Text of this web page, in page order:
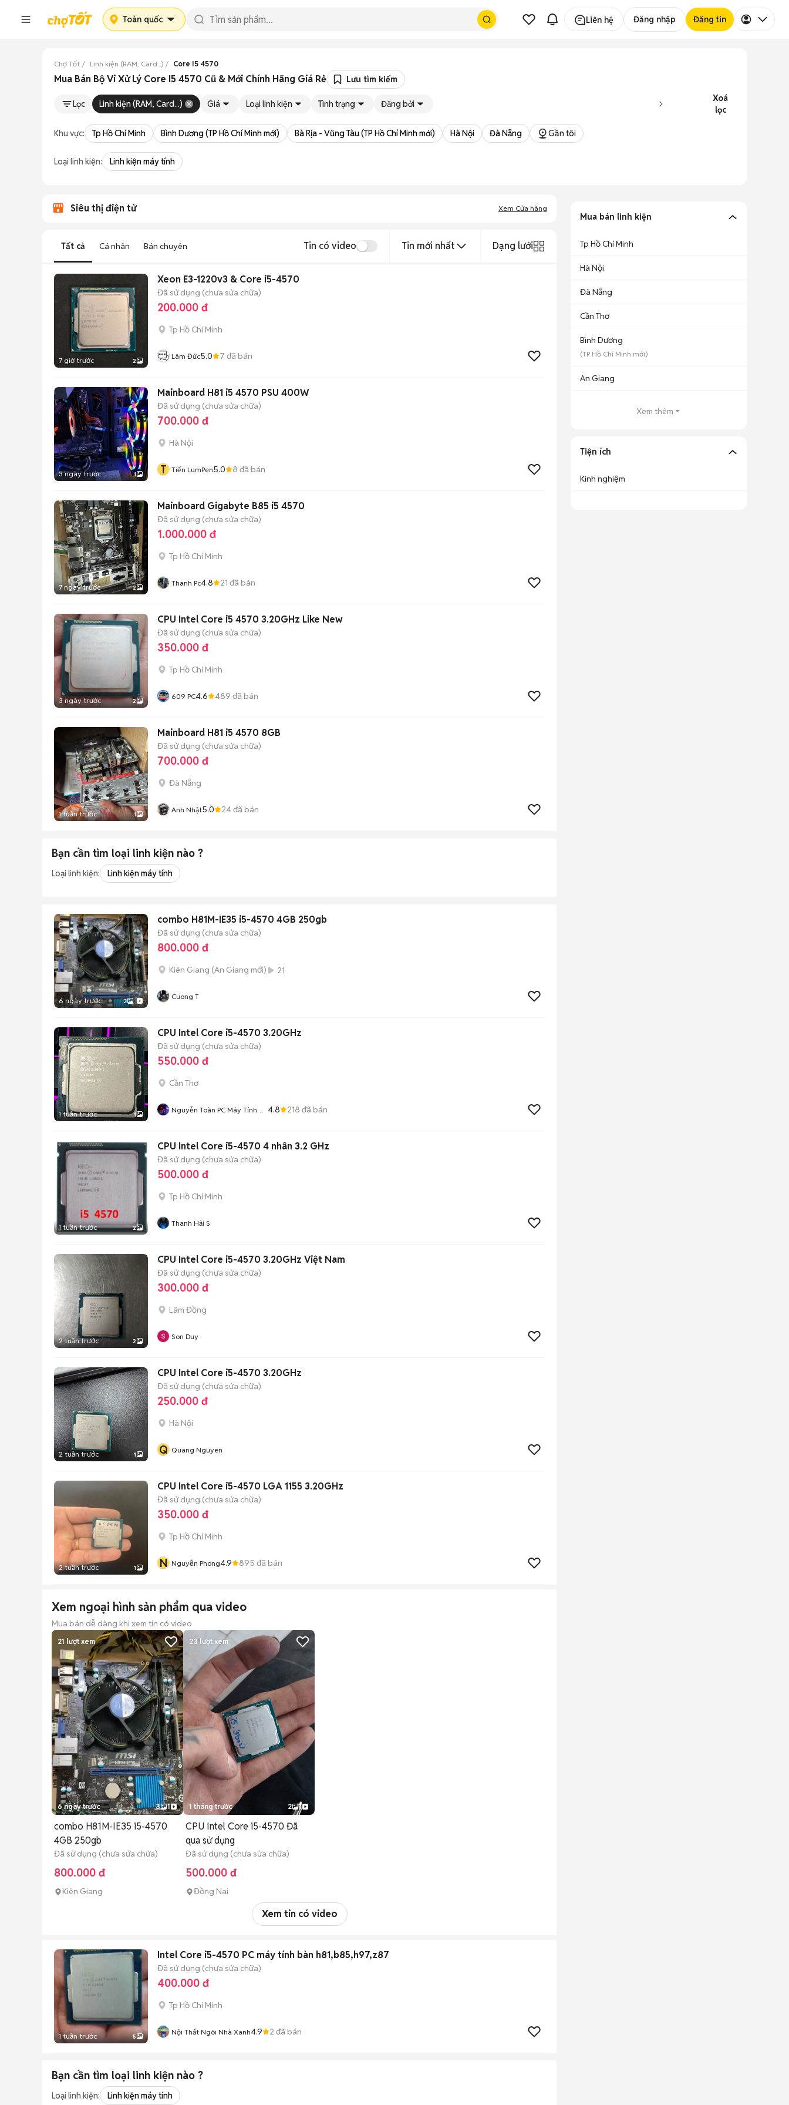
Toàn quốc Liên hệ Đăng nhập Đăng tin
Chợ Tốt Linh kiện (RAM, Card...) Core I5 4570
Mua Bán Bộ Vi Xử Lý Core I5 4570 Cũ & Mới Chính Hãng Giá Rẻ Lưu tìm kiếm
Lọc Linh kiện (RAM, Card...) Giá Loại linh kiện Tình trạng Đăng bởi
Xoá
lọc
Khu vực: Tp Hồ Chí Minh Bình Dương (TP Hồ Chí Minh mới) Bà Rịa - Vũng Tàu (TP Hồ Chí Minh mới) Hà Nội Đà Nẵng Gần tôi
Loại linh kiện: Linh kiện máy tính
Siêu thị điện tử Xem Cửa hàng
Tất cả Cá nhân Bán chuyên Tin có video Tin mới nhất Dạng lưới
7 giờ trước 2
Xeon E3-1220v3 & Core i5-4570
Đã sử dụng (chưa sửa chữa)
200.000 đ
Tp Hồ Chí Minh
Lâm Đức5.0 7 đã bán
3 ngày trước 1
Mainboard H81 i5 4570 PSU 400W
Đã sử dụng (chưa sửa chữa)
700.000 đ
Hà Nội
T Tiến LumPen5.0 8 đã bán
7 ngày trước 2
Mainboard Gigabyte B85 i5 4570
Đã sử dụng (chưa sửa chữa)
1.000.000 đ
Tp Hồ Chí Minh
Thanh Pc4.8 21 đã bán
3 ngày trước 2
CPU Intel Core i5 4570 3.20GHz Like New
Đã sử dụng (chưa sửa chữa)
350.000 đ
Tp Hồ Chí Minh
609 PC4.6 489 đã bán
1 tuần trước 1
Mainboard H81 i5 4570 8GB
Đã sử dụng (chưa sửa chữa)
700.000 đ
Đà Nẵng
Anh Nhật5.0 24đã bán
Bạn cần tìm loại linh kiện nào ?
Loại linh kiện: Linh kiện máy tính
6 ngày trước 3
combo H81M-IE35 i5-4570 4GB 250gb
Đã sử dụng (chưa sửa chữa)
800.000 đ
Kiên Giang (An Giang mới) 21
Cuong T
1 tuần trước 1
CPU Intel Core i5-4570 3.20GHz
Đã sử dụng (chưa sửa chữa)
550.000 đ
Cần Thơ
Nguyễn Toàn PC Máy Tính
4.8 218 đã bán
1 tuần trước 2
CPU Intel Core i5-4570 4 nhân 3.2 GHz
Đã sử dụng (chưa sửa chữa)
500.000 đ
Tp Hồ Chí Minh
Thanh Hải S
2 tuần trước 2
CPU Intel Core i5-4570 3.20GHz Việt Nam
Đã sử dụng (chưa sửa chữa)
300.000 đ
Lâm Đồng
Son Duy
2 tuần trước 1
CPU Intel Core i5-4570 3.20GHz
Đã sử dụng (chưa sửa chữa)
250.000 đ
Hà Nội
Q Quang Nguyen
2 tuần trước 1
CPU Intel Core i5-4570 LGA 1155 3.20GHz
Đã sử dụng (chưa sửa chữa)
350.000 đ
Tp Hồ Chí Minh
N Nguyễn Phong4.9 895 đã bán
Xem ngoại hình sản phẩm qua video
Mua bán dễ dàng khi xem tin có video
21 lượt xem
6 ngày trước 3 1
combo H81M-IE35 i5-4570
4GB 250gb
Đã sử dụng (chưa sửa chữa)
800.000 đ
Kiên Giang
23lượt xem
1 tháng trước 2 1
CPU Intel Core i5-4570 Đã
qua sử dụng
Đã sử dụng (chưa sửa chữa)
500.000 đ
Đồng Nai
Xem tin có video
1 tuần trước 5
Intel Core i5-4570 PC máy tính bàn h81,b85,h97,z87
Đã sử dụng (chưa sửa chữa)
400.000 đ
Tp Hồ Chí Minh
Nội Thất Ngôi Nhà Xanh4.9 2 đã bán
Bạn cần tìm loại linh kiện nào ?
Loại linh kiện: Linh kiện máy tính
Mua bán linh kiện
Tp Hồ Chí Minh
Hà Nội
Đà Nẵng
Cần Thơ
Bình Dương
(TP Hồ Chí Minh mới)
An Giang
Xem thêm
Tiện ích
Kinh nghiệm